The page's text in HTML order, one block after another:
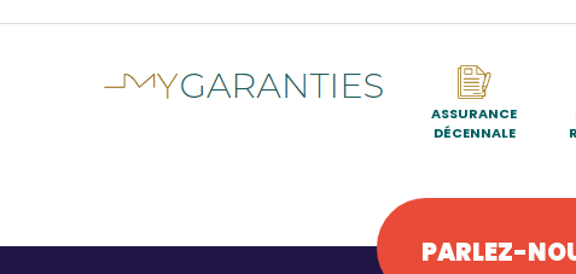
ASSURANCE
DÉCENNALE
PARLEZ-